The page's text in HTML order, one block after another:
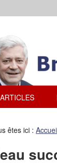
ARTICLES
êtes ici :